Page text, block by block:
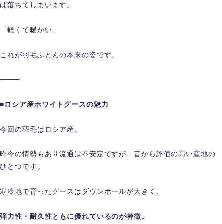
は落ちてしまいます。
「軽くて暖かい」
これが羽毛ふとんの本来の姿です。
⸻
■ロシア産ホワイトグースの魅力
今回の羽毛はロシア産。
昨今の情勢もあり流通は不安定ですが、昔から評価の高い産地の
ひとつです。
寒冷地で育ったグースはダウンボールが大きく、
弾力性・耐久性ともに優れているのが特徴。